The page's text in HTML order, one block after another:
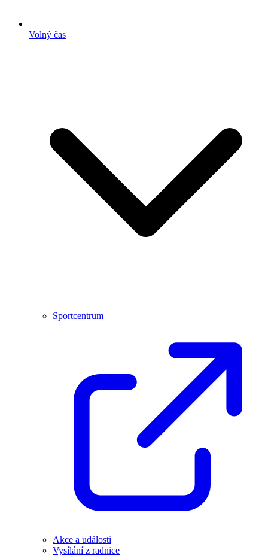
Volný čas
Sportcentrum
Akce a události
Vysílání z radnice